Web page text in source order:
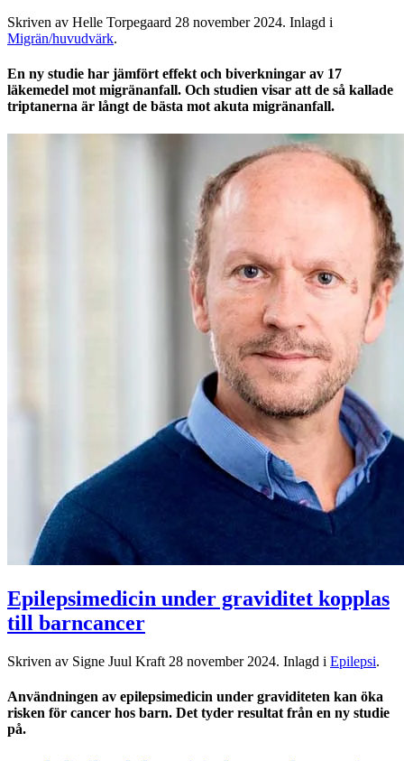
Skriven av Helle Torpegaard 28 november 2024. Inlagd i
Migrän/huvudvärk.
En ny studie har jämfört effekt och biverkningar av 17
läkemedel mot migränanfall. Och studien visar att de så kallade
triptanerna är långt de bästa mot akuta migränanfall.
Epilepsimedicin under graviditet kopplas
till barncancer
Skriven av Signe Juul Kraft 28 november 2024. Inlagd i Epilepsi.
Användningen av epilepsimedicin under graviditeten kan öka
risken för cancer hos barn. Det tyder resultat från en ny studie
på.